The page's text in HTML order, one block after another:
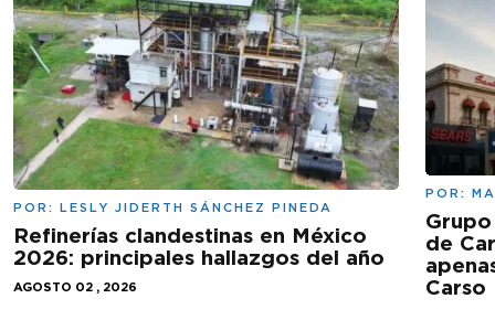
POR: LESLY JIDERTH SÁNCHEZ PINEDA
Refinerías clandestinas en México
2026: principales hallazgos del año
AGOSTO 02 , 2026
POR:
de
Carso